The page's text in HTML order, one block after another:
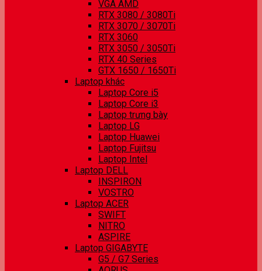
VGA AMD
RTX 3080 / 3080Ti
RTX 3070 / 3070Ti
RTX 3060
RTX 3050 / 3050Ti
RTX 40 Series
GTX 1650 / 1650Ti
Laptop khác
Laptop Core i5
Laptop Core i3
Laptop trưng bày
Laptop LG
Laptop Huawei
Laptop Fujitsu
Laptop Intel
Laptop DELL
INSPIRON
VOSTRO
Laptop ACER
SWIFT
NITRO
ASPIRE
Laptop GIGABYTE
G5 / G7 Series